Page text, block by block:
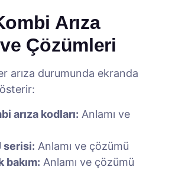
Arıza
Çözümleri
arıza durumunda ekranda
arıza kodları: Anlamı ve
serisi: Anlamı ve çözümü
bakım: Anlamı ve çözümü